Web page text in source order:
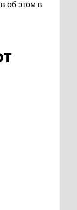
об этом в